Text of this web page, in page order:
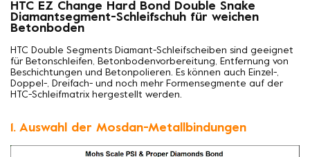
HTC EZ Change Hard Bond Double Snake
Diamantsegment-Schleifschuh für weichen
Betonboden
HTC Double Segments Diamant-Schleifscheiben sind geeignet
für Betonschleifen, Betonbodenvorbereitung, Entfernung von
Beschichtungen und Betonpolieren. Es können auch Einzel-,
Doppel-, Dreifach- und noch mehr Formensegmente auf der
HTC-Schleifmatrix hergestellt werden.
1. Auswahl der Mosdan-Metallbindungen